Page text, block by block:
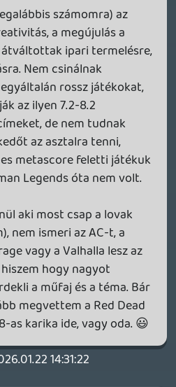
karakter
tennivalókat
szokásos "Ubisoft:
ez
pozitív. Jó látni a
egyedileg
Nem éreztem azt,
elemekből
nyilván, csak
A karaktereket
A harcoknál,
a kiadó
fluid animációk,
ostoba
Nem tudom,
számára így
vagy
is ezért ilyen
a
a poblémáknak,
rendelése. Ez is